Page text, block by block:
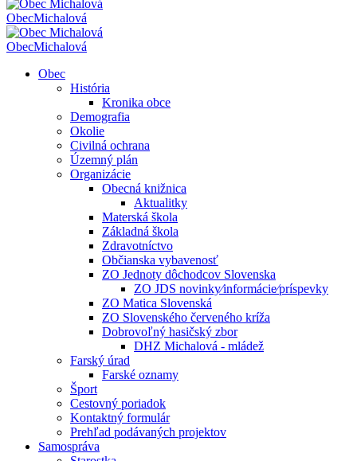
ObecMichalová
ObecMichalová
Obec
História
Kronika obce
Demografia
Okolie
Civilná ochrana
Územný plán
Organizácie
Obecná knižnica
Aktualitky
Materská škola
Základná škola
Zdravotníctvo
Občianska vybavenosť
ZO Jednoty dôchodcov Slovenska
ZO JDS novinky⁄informácie⁄príspevky
ZO Matica Slovenská
ZO Slovenského červeného kríža
Dobrovoľný hasičský zbor
DHZ Michalová - mládež
Farský úrad
Farské oznamy
Šport
Cestovný poriadok
Kontaktný formulár
Prehľad podávaných projektov
Samospráva